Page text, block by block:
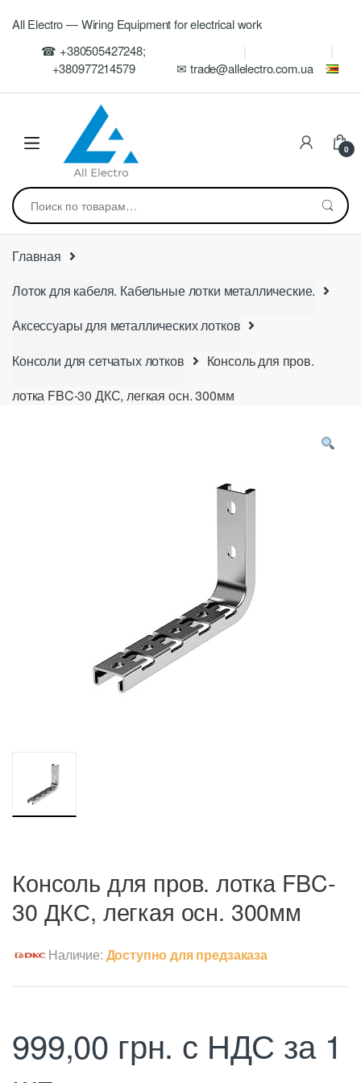
navigation
All Electro — Wiring Equipment for electrical work
☎ +380505427248;
+380977214579
✉ trade@allelectro.com.ua
0
Искать:
Главная
Лоток для кабеля. Кабельные лотки металлические.
Аксессуары для металлических лотков
Консоли для сетчатых лотков
Консоль для пров.
лотка FBC-30 ДКС, легкая осн. 300мм
Консоль для пров. лотка FBC-
30 ДКС, легкая осн. 300мм
Наличие: Доступно для предзаказа
999,00 грн. с НДС за 1